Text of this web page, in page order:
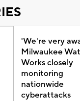
'We're very
Milwaukee
Works closely
monitoring
nationwide
cyberattacks